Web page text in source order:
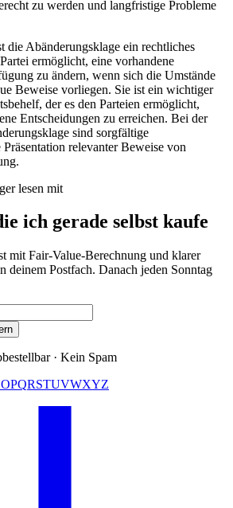
zu werden und langfristige Probleme
die Abänderungsklage ein rechtliches
ermöglicht, eine vorhandene
zu ändern, wenn sich die Umstände
Beweise vorliegen. Sie ist ein wichtiger
der es den Parteien ermöglicht,
Entscheidungen zu erreichen. Bei der
sind sorgfältige
relevanter Beweise von
lesen mit
ich gerade selbst kaufe
mit Fair-Value-Berechnung und klarer
Postfach. Danach jeden Sonntag
· Kein Spam
OPQRSTUVWXYZ